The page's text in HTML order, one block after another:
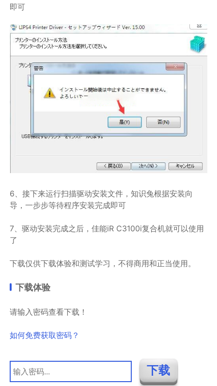
即可
6、接下来运行扫描驱动安装文件，知识兔根据安装向
导，一步步等待程序安装完成即可
7、驱动安装完成之后，佳能iR C3100i复合机就可以使用
了
下载仅供下载体验和测试学习，不得商用和正当使用。
下载体验
请输入密码查看下载！
如何免费获取密码？